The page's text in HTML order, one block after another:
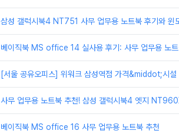
삼성 갤럭시북4 NT751 사무 업무용 노트북 후기와 윈
베이직북 MS office 14 실사용 후기: 사무 업무용 노
[서울 공유오피스] 위워크 삼성역점 가격&middot;시
사무 업무용 노트북 추천! 삼성 갤럭시북4 엣지
베이직북 MS office 16 사무 업무용 노트북 추천